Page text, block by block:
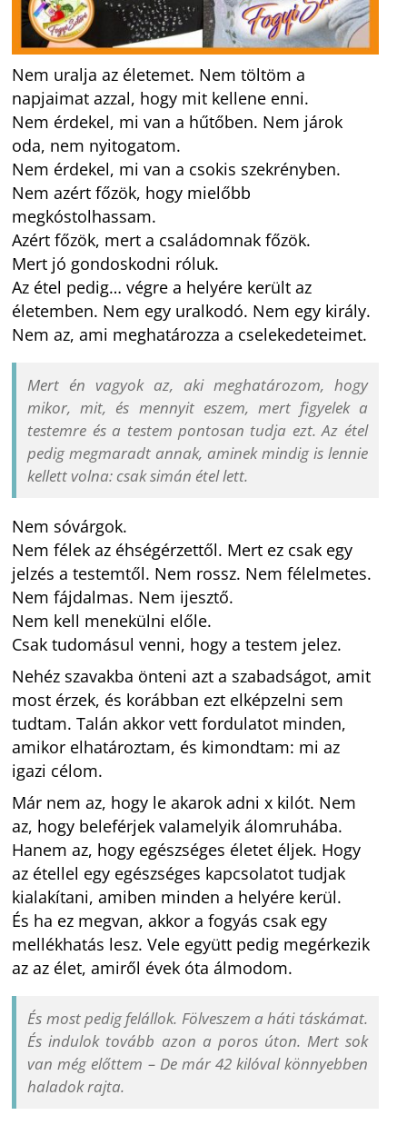
Nem uralja az életemet. Nem töltöm a
napjaimat azzal, hogy mit kellene enni.
Nem érdekel, mi van a hűtőben. Nem járok
oda, nem nyitogatom.
Nem érdekel, mi van a csokis szekrényben.
Nem azért főzök, hogy mielőbb
megkóstolhassam.
Azért főzök, mert a családomnak főzök.
Mert jó gondoskodni róluk.
Az étel pedig… végre a helyére került az
életemben. Nem egy uralkodó. Nem egy király.
Nem az, ami meghatározza a cselekedeteimet.
Mert én vagyok az, aki meghatározom, hogy
mikor, mit, és mennyit eszem, mert figyelek a
testemre és a testem pontosan tudja ezt. Az étel
pedig megmaradt annak, aminek mindig is lennie
kellett volna: csak simán étel lett.
Nem sóvárgok.
Nem félek az éhségérzettől. Mert ez csak egy
jelzés a testemtől. Nem rossz. Nem félelmetes.
Nem fájdalmas. Nem ijesztő.
Nem kell menekülni előle.
Csak tudomásul venni, hogy a testem jelez.
Nehéz szavakba önteni azt a szabadságot, amit
most érzek, és korábban ezt elképzelni sem
tudtam. Talán akkor vett fordulatot minden,
amikor elhatároztam, és kimondtam: mi az
igazi célom.
Már nem az, hogy le akarok adni x kilót. Nem
az, hogy beleférjek valamelyik álomruhába.
Hanem az, hogy egészséges életet éljek. Hogy
az étellel egy egészséges kapcsolatot tudjak
kialakítani, amiben minden a helyére kerül.
És ha ez megvan, akkor a fogyás csak egy
mellékhatás lesz. Vele együtt pedig megérkezik
az az élet, amiről évek óta álmodom.
És most pedig felállok. Fölveszem a háti táskámat.
És indulok tovább azon a poros úton. Mert sok
van még előttem – De már 42 kilóval könnyebben
haladok rajta.